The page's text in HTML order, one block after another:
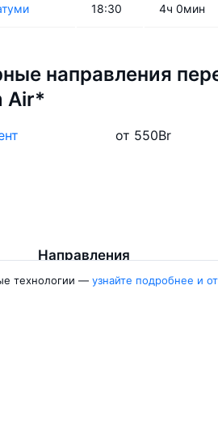
18:30 4ч 0мин
направления
Air*
от 550Br
Направления
технологии — узнайте подробнее и